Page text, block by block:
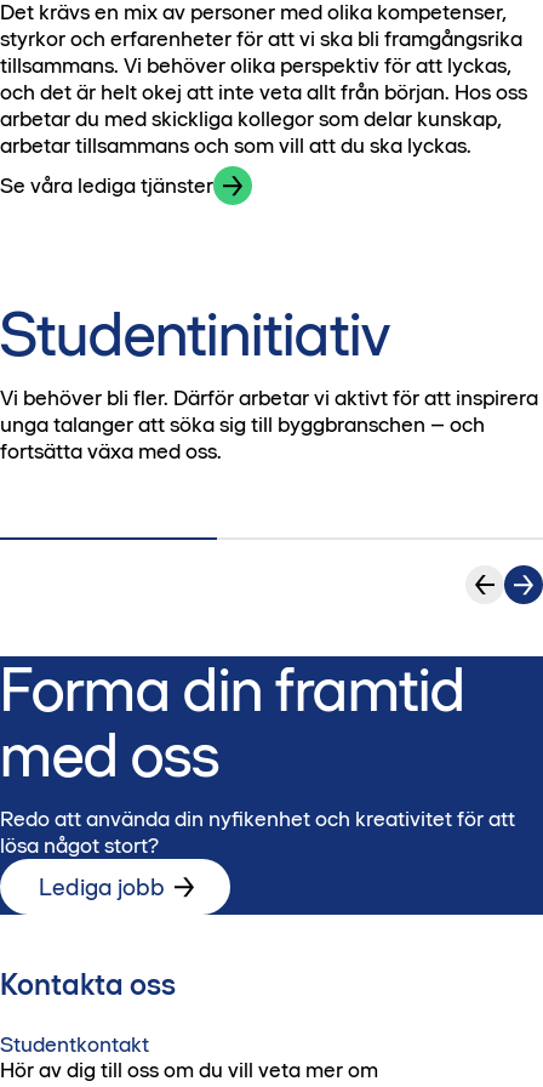
Hitta lediga praktikplatser här
För att säkerställa att din ansökan behandlas korrekt
behöver den skickas in via en annons som är publicerad
på vår hemsida – ansökningar som kommer in på andra
sätt hanteras ej.
Hitta våra exjobb här
sätt hanteras ej.
Läs mer om våra studentprogram
Det krävs en mix av personer med olika kompetenser,
styrkor och erfarenheter för att vi ska bli framgångsrika
tillsammans. Vi behöver olika perspektiv för att lyckas,
och det är helt okej att inte veta allt från början. Hos oss
arbetar du med skickliga kollegor som delar kunskap,
arbetar tillsammans och som vill att du ska lyckas.
Se våra lediga tjänster
Studentinitiativ
Vi behöver bli fler. Därför arbetar vi aktivt för att inspirera
unga talanger att söka sig till byggbranschen – och
fortsätta växa med oss.
Forma din framtid
med oss
Redo att använda din nyfikenhet och kreativitet för att
lösa något stort?
Lediga jobb
Kontakta oss
Studentkontakt
Hör av dig till oss om du vill veta mer om